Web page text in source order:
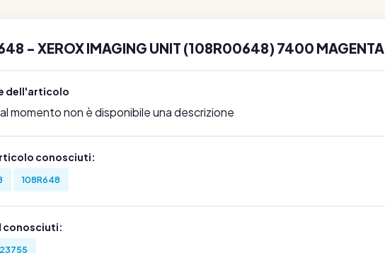
- XEROX IMAGING UNIT (108R00648) 7400 MAGENTA
dell'articolo
momento non è disponibile una descrizione
conosciuti:
108R648
conosciuti: